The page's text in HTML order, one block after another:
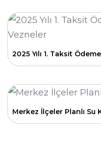
2025 Yılı 1. Taksit
Merkez İlçeler Planlı Su